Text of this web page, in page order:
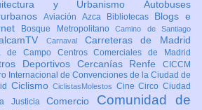
y Urbanismo Autobuses
Aviación Azca Bibliotecas Blogs e
Bosque MetropolitanoCamino de Santiago
Carnaval Carreteras de Madrid
de Campo Centros Comerciales de Madrid
Deportivos Cercanías Renfe CICCM
Internacional de Convenciones de la Ciudad de
CiclismoCiclistasMolestos CineCircoCiudad
JusticiaComercio Comunidad de